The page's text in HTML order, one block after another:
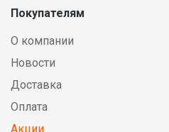
Покупателям
О компании
Новости
Доставка
Оплата
Акции